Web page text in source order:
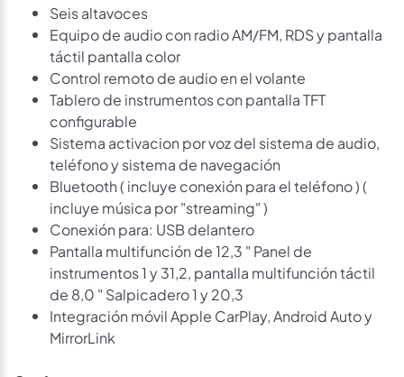
Seis altavoces
Equipo de audio con radio AM/FM, RDS y pantalla
táctil pantalla color
Control remoto de audio en el volante
Tablero de instrumentos con pantalla TFT
configurable
Sistema activacion por voz del sistema de audio,
teléfono y sistema de navegación
Bluetooth ( incluye conexión para el teléfono ) (
incluye música por "streaming" )
Conexión para: USB delantero
Pantalla multifunción de 12,3 " Panel de
instrumentos 1 y 31,2, pantalla multifunción táctil
de 8,0 " Salpicadero 1 y 20,3
Integración móvil Apple CarPlay, Android Auto y
MirrorLink